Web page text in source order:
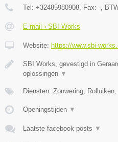
Tel: +32485980908 , Fax: - ,
E-mail › SBI Works
Website: https://www.sbi-
SBI Works, gevestigd in
oplossingen ▼
Diensten: Zonwering,
Openingstijden ▼
Laatste facebook posts ▼